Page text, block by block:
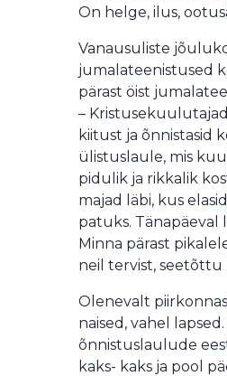
On helge, ilus,
Vanausuliste
jumalateenistused
pärast öist
–
kiitust ja õnnistasid
ülistuslaule, mis
pidulik ja rikkalik
majad läbi, kus
patuks. Tänapäeval
Minna pärast
neil tervist,
Olenevalt
naised, vahel
õnnistuslaulude
kaks- kaks ja pool